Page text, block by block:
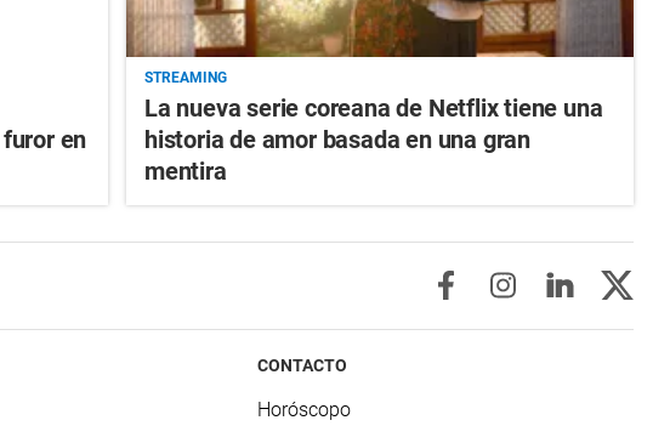
en
STREAMING
La nueva serie coreana de Netflix tiene una
historia de amor basada en una gran
mentira
CONTACTO
Horóscopo